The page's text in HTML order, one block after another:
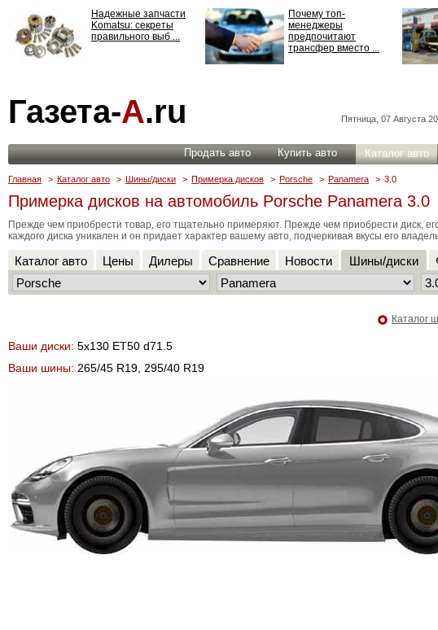
Надежные запчасти
Komatsu: секреты
правильного выб ...
Почему топ-
менеджеры
предпочитают
трансфер вместо ...
ответственности: все,
что нужно знать ...
Газета-А.ru Пятница, 07 Августа
Продать авто Купить авто Каталог авто
Главная > Каталог авто > Шины/диски > Примерка дисков > Porsche > Panamera > 3.0
Примерка дисков на автомобиль Porsche Panamera 3.0
Прежде чем приобрести товар, его тщательно примеряют. Прежде чем приобрести диск,
каждого диска уникален и он придает характер вашему авто, подчеркивая вкусы его
Каталог авто Цены Дилеры Сравнение Новости Шины/диски
Каталог
Ваши диски: 5x130 ET50 d71.5
Ваши шины: 265/45 R19, 295/40 R19